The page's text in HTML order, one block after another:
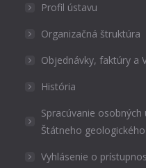
Profil ústavu
Organizačná štruktúra
Objednávky, faktúry a
História
Spracúvanie
Štátneho
Vyhlásenie o